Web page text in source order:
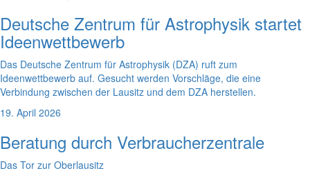
Deutsche Zentrum für Astrophysik startet
Ideenwettbewerb
Das Deutsche Zentrum für Astrophysik (DZA) ruft zum
Ideenwettbewerb auf. Gesucht werden Vorschläge, die eine
Verbindung zwischen der Lausitz und dem DZA herstellen.
19. April 2026
Beratung durch Verbraucherzentrale
Das Tor zur Oberlausitz